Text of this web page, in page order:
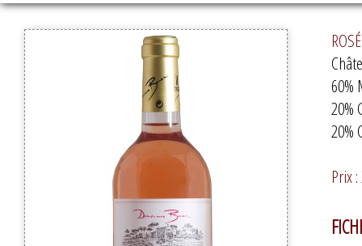
60%
20%
20%
Prix